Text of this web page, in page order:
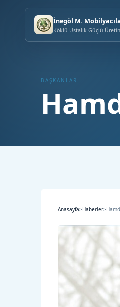
İnegöl M.
Köklü Ustalık Güçlü
BAŞKANLAR
Anasayfa>Haberler>